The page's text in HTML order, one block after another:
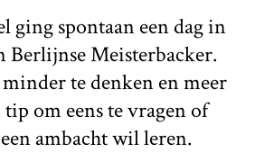
ging spontaan een dag in
Berlijnse Meisterbacker.
te denken en meer
tip om eens te vragen of
ambacht wil leren.